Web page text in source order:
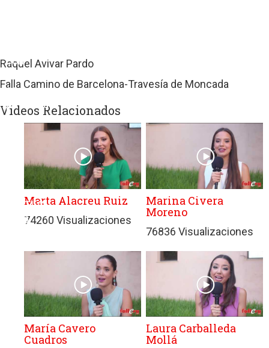
con
de
privacidad
ajenas
EDITORIAL
PRENSA
FESTIVA
MPG
Raquel Avivar Pardo
Falla Camino de Barcelona-Travesía de Moncada
Videos Relacionados
Marta Alacreu Ruiz
74260 Visualizaciones
Marina Civera
Moreno
76836 Visualizaciones
María Cavero
Cuadros
Laura Carballeda
Mollá